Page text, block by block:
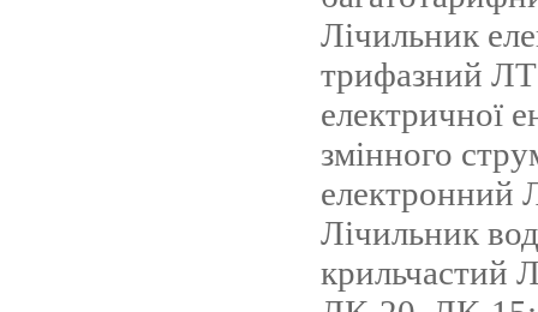
Лічильник
трифазний
електричної
змінного
електронний
Лічильник
крильчастий